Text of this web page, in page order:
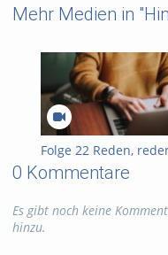
wissenschaftliches
schreiben lernen
kompetenzzentrum
Kategorien: Sonstiges
Studium und Lehre
Mehr Medien in
Folge 22 Reden,
reden
0 Kommentare
Es gibt noch keine
hinzu.